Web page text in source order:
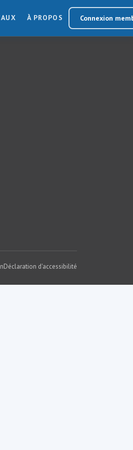
À PROPOS Connexion
Déclaration d'accessibilité